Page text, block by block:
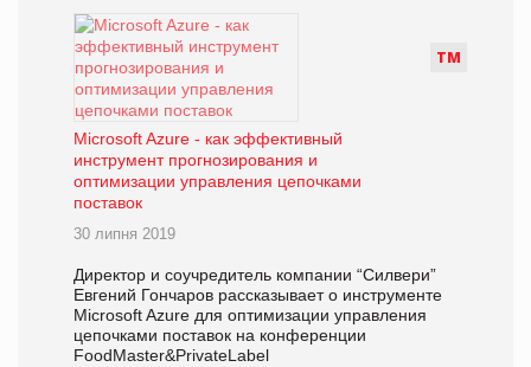
ТМ
Microsoft Azure - как эффективный
инструмент прогнозирования и
оптимизации управления цепочками
поставок
30 липня 2019
Директор и соучредитель компании “Силвери”
Евгений Гончаров рассказывает о инструменте
Microsoft Azure для оптимизации управления
цепочками поставок на конференции
FoodMaster&PrivateLabel